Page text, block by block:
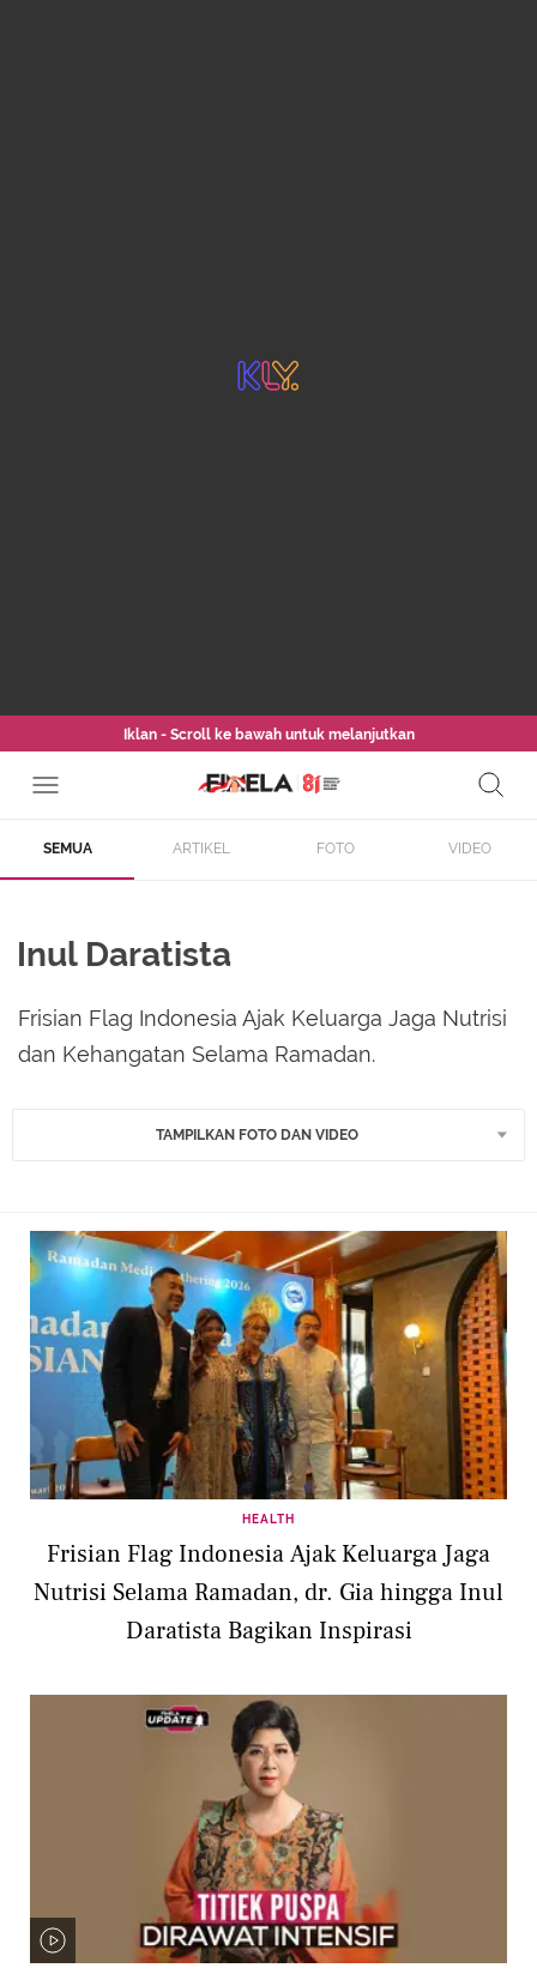
Iklan - Scroll ke bawah untuk melanjutkan
SEMUA ARTIKEL FOTO VIDEO
Inul Daratista
Frisian Flag Indonesia Ajak Keluarga Jaga Nutrisi
dan Kehangatan Selama Ramadan.
TAMPILKAN FOTO DAN VIDEO
HEALTH
Frisian Flag Indonesia Ajak Keluarga Jaga
Nutrisi Selama Ramadan, dr. Gia hingga Inul
Daratista Bagikan Inspirasi